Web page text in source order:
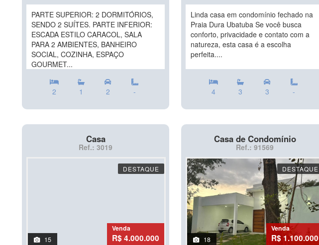
PARTE SUPERIOR: 2 DORMITÓRIOS,
SENDO 2 SUÍTES. PARTE INFERIOR:
ESCADA ESTILO CARACOL, SALA
PARA 2 AMBIENTES, BANHEIRO
SOCIAL, COZINHA, ESPAÇO
GOURMET...
2 1 2 -
Linda casa em condomínio fechado na
Praia Dura Ubatuba Se você busca
conforto, privacidade e contato com a
natureza, esta casa é a escolha
perfeita....
4 3 3 -
Casa
Ref.: 3019
DESTAQUE
15
Venda
R$ 4.000.000
Casa de Condomínio
Ref.: 91569
DESTAQUE
18
Venda
R$ 1.100.000